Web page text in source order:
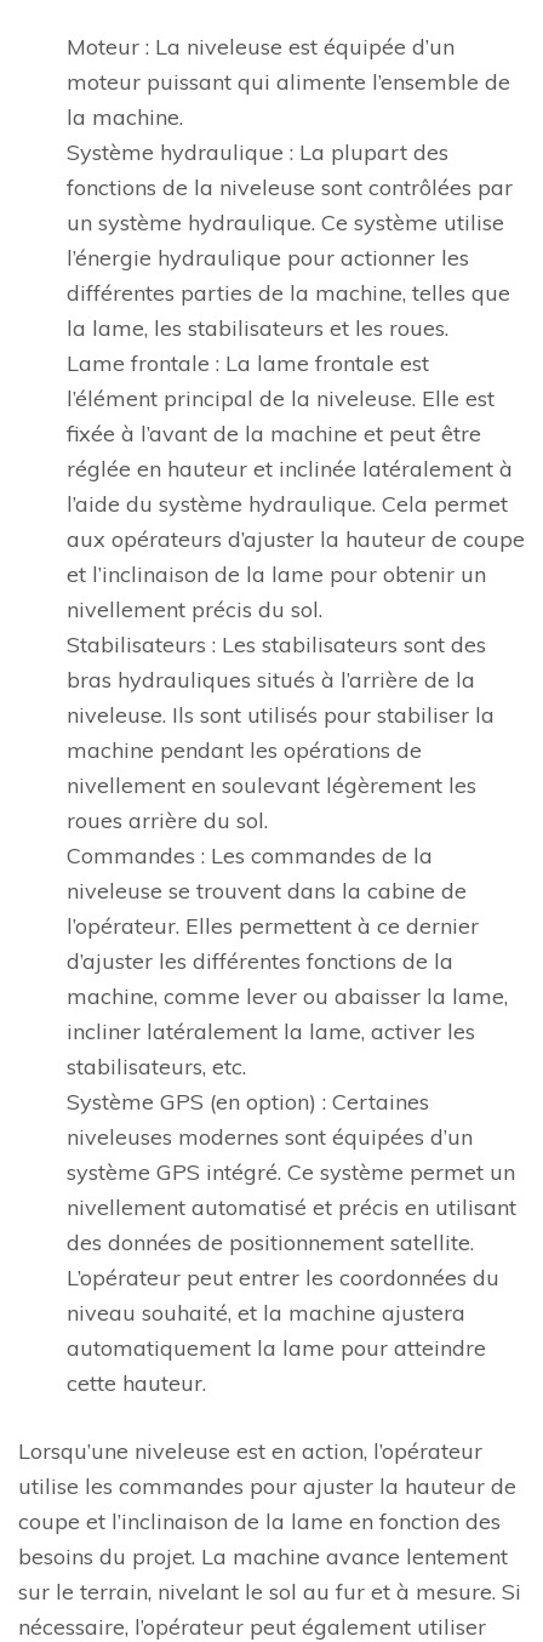
Moteur : La niveleuse est équipée d’un
moteur puissant qui alimente l’ensemble de
la machine.
Système hydraulique : La plupart des
fonctions de la niveleuse sont contrôlées par
un système hydraulique. Ce système utilise
l’énergie hydraulique pour actionner les
différentes parties de la machine, telles que
la lame, les stabilisateurs et les roues.
Lame frontale : La lame frontale est
l’élément principal de la niveleuse. Elle est
fixée à l’avant de la machine et peut être
réglée en hauteur et inclinée latéralement à
l’aide du système hydraulique. Cela permet
aux opérateurs d’ajuster la hauteur de coupe
et l’inclinaison de la lame pour obtenir un
nivellement précis du sol.
Stabilisateurs : Les stabilisateurs sont des
bras hydrauliques situés à l’arrière de la
niveleuse. Ils sont utilisés pour stabiliser la
machine pendant les opérations de
nivellement en soulevant légèrement les
roues arrière du sol.
Commandes : Les commandes de la
niveleuse se trouvent dans la cabine de
l’opérateur. Elles permettent à ce dernier
d’ajuster les différentes fonctions de la
machine, comme lever ou abaisser la lame,
incliner latéralement la lame, activer les
stabilisateurs, etc.
Système GPS (en option) : Certaines
niveleuses modernes sont équipées d’un
système GPS intégré. Ce système permet un
nivellement automatisé et précis en utilisant
des données de positionnement satellite.
L’opérateur peut entrer les coordonnées du
niveau souhaité, et la machine ajustera
automatiquement la lame pour atteindre
cette hauteur.
Lorsqu’une niveleuse est en action, l’opérateur
utilise les commandes pour ajuster la hauteur de
coupe et l’inclinaison de la lame en fonction des
besoins du projet. La machine avance lentement
sur le terrain, nivelant le sol au fur et à mesure. Si
nécessaire, l’opérateur peut également utiliser